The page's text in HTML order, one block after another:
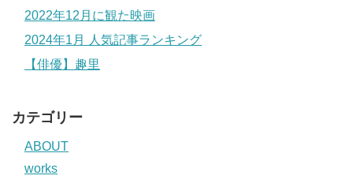
2022年12月に観た映画
2024年1月 人気記事ランキング
【俳優】趣里
カテゴリー
ABOUT
works